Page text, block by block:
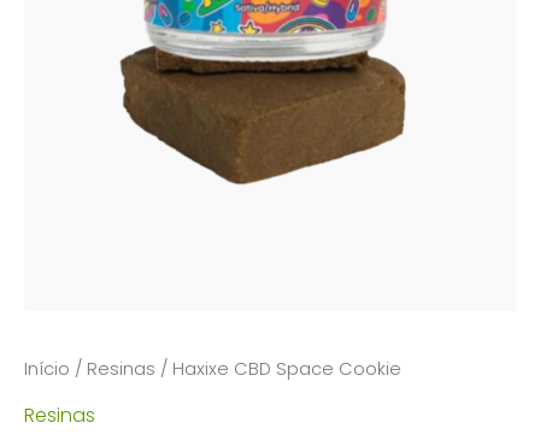
Início / Resinas / Haxixe CBD Space Cookie
Resinas